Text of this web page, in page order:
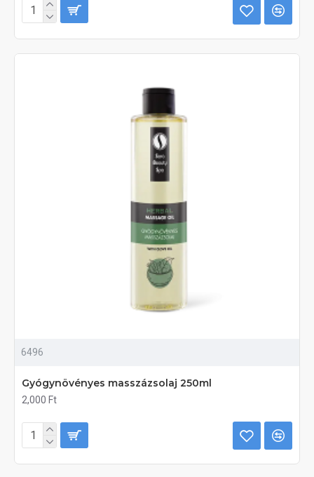
6496
Gyógynövényes masszázsolaj 250ml
2,000 Ft